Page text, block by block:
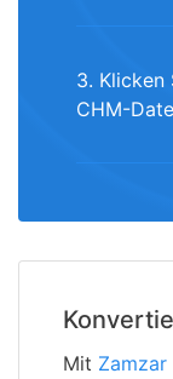
3. Klicken
CHM-
Mit Zamzar